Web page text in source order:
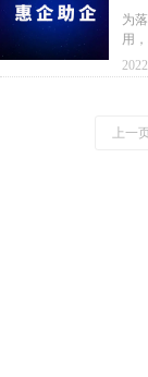
为
用
建
进
上一